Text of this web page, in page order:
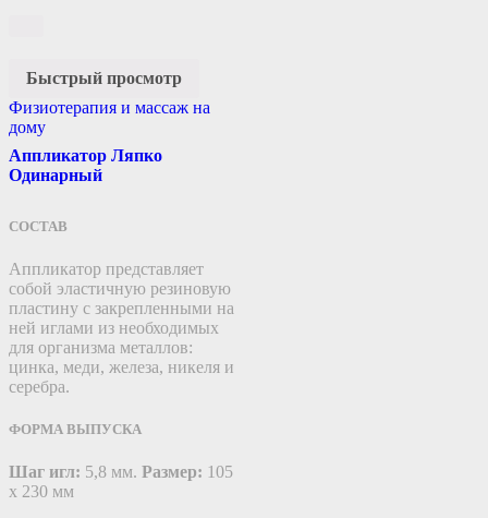
Быстрый просмотр
Физиотерапия и массаж на
дому
Аппликатор Ляпко
Одинарный
СОСТАВ
Аппликатор представляет
собой эластичную резиновую
пластину c закрепленными на
ней иглами из необходимых
для организма металлов:
цинка, меди, железа, никеля и
серебра.
ФОРМА ВЫПУСКА
Шаг игл: 5,8 мм. Размер: 105
х 230 мм